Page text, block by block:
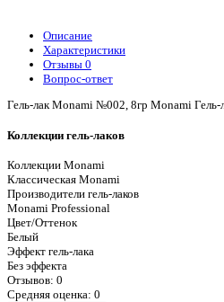
Описание
Характеристики
Отзывы 0
Вопрос-ответ
Гель-лак Monami №002, 8гр Monami
Коллекции гель-лаков
Коллекции Monami
Классическая Monami
Производители гель-лаков
Monami Professional
Цвет/Оттенок
Белый
Эффект гель-лака
Без эффекта
Отзывов: 0
Средняя оценка: 0